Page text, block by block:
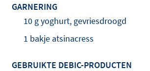
GARNERING
10 g yoghurt, gevriesdroogd
1 bakje atsinacress
GEBRUIKTE DEBIC-PRODUCTEN